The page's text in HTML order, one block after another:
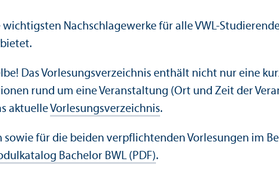
Nachschlagewerke für alle VWL-
Das Vorlesungs­verzeichnis enthält nicht nur eine
rund um eine Veranstaltung (Ort und Zeit der
aktuelleVorlesungs­verzeichnis.
für die beiden verpflichtenden Vorlesungen im
Bachelor BWL (PDF).